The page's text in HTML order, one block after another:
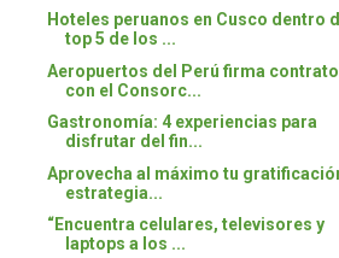
Hoteles peruanos en Cusco dentro
top 5 de los ...
Aeropuertos del Perú firma contrato
con el Consorc...
Gastronomía: 4 experiencias para
disfrutar del fin...
Aprovecha al máximo tu
estrategia...
“Encuentra celulares, televisores y
laptops a los ...